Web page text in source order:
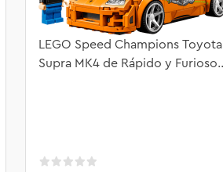
LEGO Speed Champions Toyota
Supra MK4 de Rápido y Furioso